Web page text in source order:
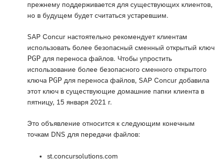
прежнему поддерживается для существующих клиентов,
но в будущем будет считаться устаревшим.
SAP Concur настоятельно рекомендует клиентам
использовать более безопасный сменный открытый ключ
PGP для переноса файлов. Чтобы упростить
использование более безопасного сменного открытого
ключа PGP для переноса файлов, SAP Concur добавила
этот ключ в существующие домашние папки клиента в
пятницу, 15 января 2021 г.
Это объявление относится к следующим конечным
точкам DNS для передачи файлов:
st.concursolutions.com